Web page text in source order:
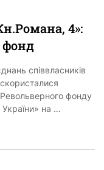
4»:
фонд
співвласників
фонду
України» на …